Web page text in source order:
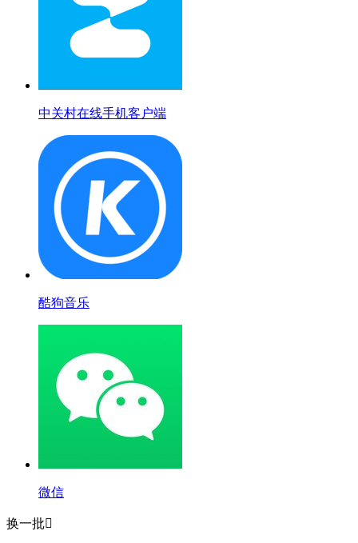
中关村在线手机客户端
酷狗音乐
微信
换一批